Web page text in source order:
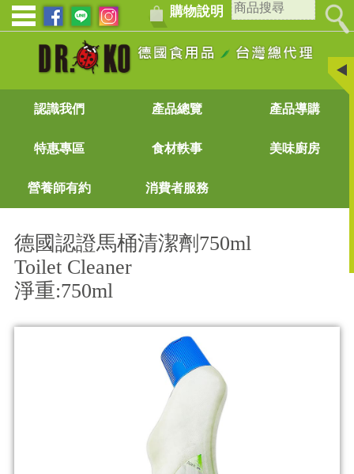
購物說明
認識我們 產品總覽 產品導購
特惠專區 食材軼事 美味廚房
營養師有約 消費者服務
德國認證馬桶清潔劑750ml
Toilet Cleaner
淨重:750ml